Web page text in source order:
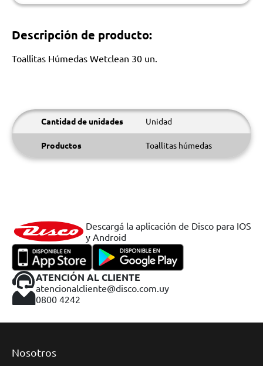
Descripción de producto:
Toallitas Húmedas Wetclean 30 un.
Cantidad de unidades Unidad
Productos Toallitas húmedas
Descargá la aplicación de Disco para IOS
y Android
ATENCIÓN AL CLIENTE
atencionalcliente@disco.com.uy
0800 4242
Nosotros